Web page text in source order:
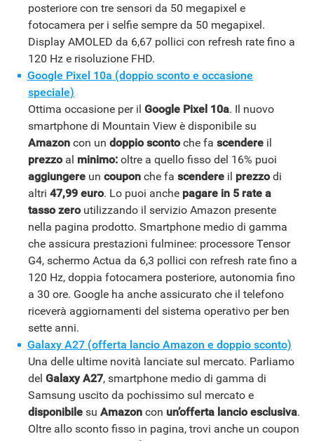
posteriore con tre sensori da 50 megapixel e
fotocamera per i selfie sempre da 50 megapixel.
Display AMOLED da 6,67 pollici con refresh rate fino a
120 Hz e risoluzione FHD.
Google Pixel 10a (doppio sconto e occasione
speciale)
Ottima occasione per il Google Pixel 10a. Il nuovo
smartphone di Mountain View è disponibile su
Amazon con un doppio scontoche fa scendere il
prezzoal minimo: oltre a quello fisso del 16% puoi
aggiungere un coupon che fa scendere il prezzodi
altri 47,99 euro. Lo puoi anche pagare in 5 rate a
tasso zeroutilizzando il servizio Amazon presente
nella pagina prodotto. Smartphone medio di gamma
che assicura prestazioni fulminee: processore Tensor
G4, schermo Actua da 6,3 pollici con refresh rate fino a
120 Hz, doppia fotocamera posteriore, autonomia fino
a 30 ore. Google ha anche assicurato che il telefono
riceverà aggiornamenti del sistema operativo per ben
sette anni.
Galaxy A27 (offerta lancio Amazon e doppio sconto)
Una delle ultime novità lanciate sul mercato. Parliamo
del Galaxy A27, smartphone medio di gamma di
Samsung uscito da pochissimo sul mercato e
disponibile su Amazon con un’offerta lancio esclusiva.
Oltre allo sconto fisso in pagina, trovi anche un coupon